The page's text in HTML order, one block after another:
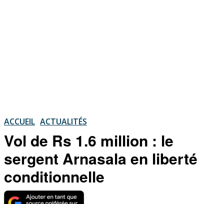
ACCUEIL ACTUALITÉS
Vol de Rs 1.6 million : le
sergent Arnasala en liberté
conditionnelle